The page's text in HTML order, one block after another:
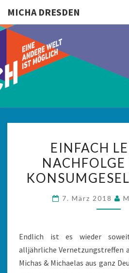
MICHA DRESDEN
–
DER
EINFACH
7. März 2018
Endlich ist es wieder
alljährliche Vernetzungstreffen
Michas & Michaelas aus ganz